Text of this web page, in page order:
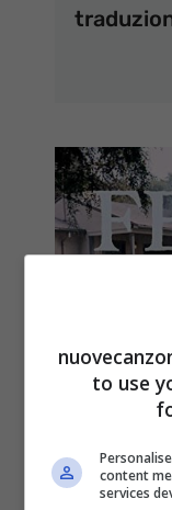
to use
content
services